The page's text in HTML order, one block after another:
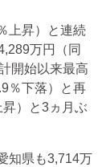
上昇）と連続
万円（同
開始以来最高
％下落）と再
）と3ヵ月ぶ
知県も3,714万